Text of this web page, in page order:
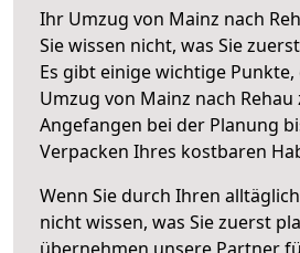
Ihr Umzug von Mainz nach
Sie wissen nicht, was Sie
Es gibt einige wichtige Punkte,
Umzug von Mainz nach
Angefangen bei der Planung
Verpacken Ihres kostbaren
Wenn Sie durch Ihren
nicht wissen, was Sie zuerst